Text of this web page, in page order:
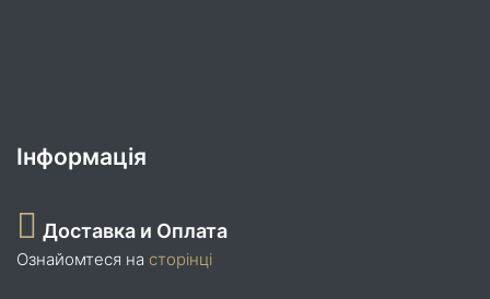
Інформація
Доставка и Оплата
Ознайомтеся на сторінці